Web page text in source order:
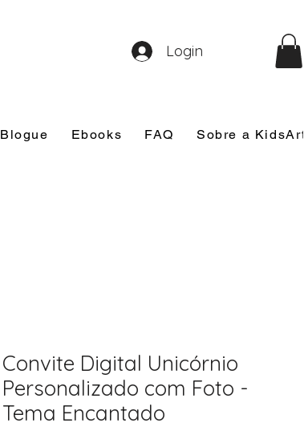
Blogue Ebooks FAQ Sobre a KidsArt
Login
Convite Digital Unicórnio
Personalizado com Foto -
Tema Encantado